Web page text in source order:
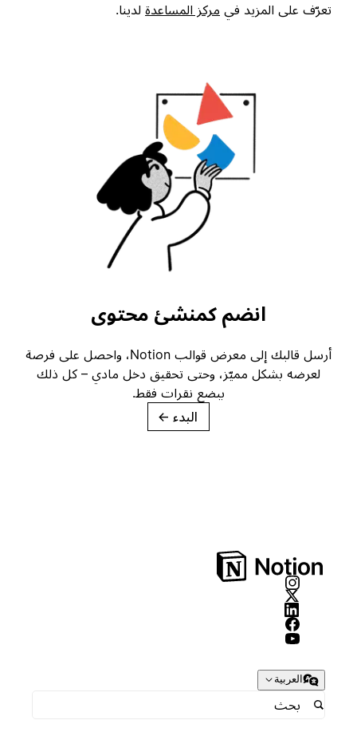
تعرّف على المزيد في مركز المساعدة لدينا.
انضم كمنشئ محتوى
أرسل قالبك إلى معرض قوالب Notion، واحصل على فرصة
لعرضه بشكل مميّز، وحتى تحقيق دخل مادي – كل ذلك
ببضع نقرات فقط.
البدء →
العربية